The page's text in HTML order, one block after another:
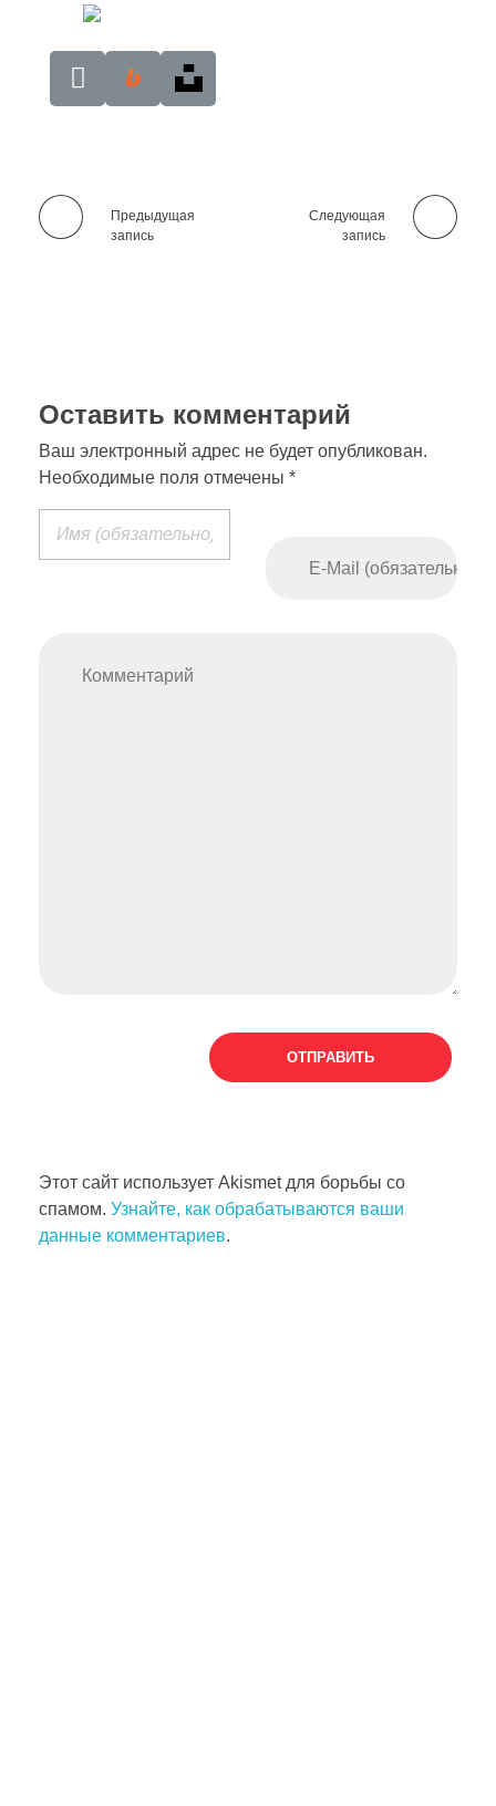
Предыдущая
запись
Следующая
запись
Оставить комментарий
Ваш электронный адрес не будет опубликован.
Необходимые поля отмечены *
Этот сайт использует Akismet для борьбы со
спамом. Узнайте, как обрабатываются ваши
данные комментариев.